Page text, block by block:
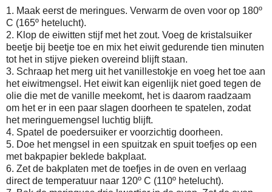
1. Maak eerst de meringues. Verwarm de oven voor op 180º
C (165º hetelucht).
2. Klop de eiwitten stijf met het zout. Voeg de kristalsuiker
beetje bij beetje toe en mix het eiwit gedurende tien minuten
tot het in stijve pieken overeind blijft staan.
3. Schraap het merg uit het vanillestokje en voeg het toe aan
het eiwitmengsel. Het eiwit kan eigenlijk niet goed tegen de
olie die met de vanille meekomt, het is daarom raadzaam
om het er in een paar slagen doorheen te spatelen, zodat
het meringuemengsel luchtig blijft.
4. Spatel de poedersuiker er voorzichtig doorheen.
5. Doe het mengsel in een spuitzak en spuit toefjes op een
met bakpapier beklede bakplaat.
6. Zet de bakplaten met de toefjes in de oven en verlaag
direct de temperatuur naar 120º C (110º hetelucht).